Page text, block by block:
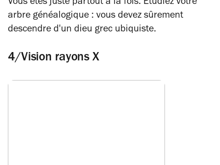
Vous êtes juste partout à la fois. Etudiez votre
arbre généalogique : vous devez sûrement
descendre d'un dieu grec ubiquiste.
4/Vision rayons X